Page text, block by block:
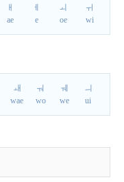
ㅐ
ae
ㅔ
e
ㅚ
oe
ㅟ
wi
ㅙ
wae
ㅝ
wo
ㅞ
we
ㅢ
ui